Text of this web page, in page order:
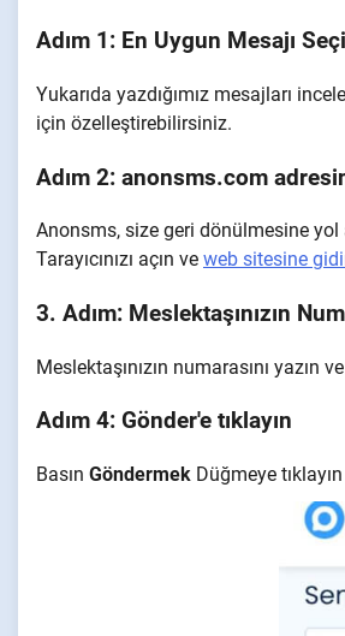
Adım 1: En Uygun Mesajı
Yukarıda yazdığımız mesajları
için özelleştirebilirsiniz.
Adım 2: anonsms.com
Anonsms, size geri dönülmesine
Tarayıcınızı açın ve web sitesine
3. Adım: Meslektaşınızın
Meslektaşınızın numarasını yazın
Adım 4: Gönder'e tıklayın
Basın Göndermek Düğmeye